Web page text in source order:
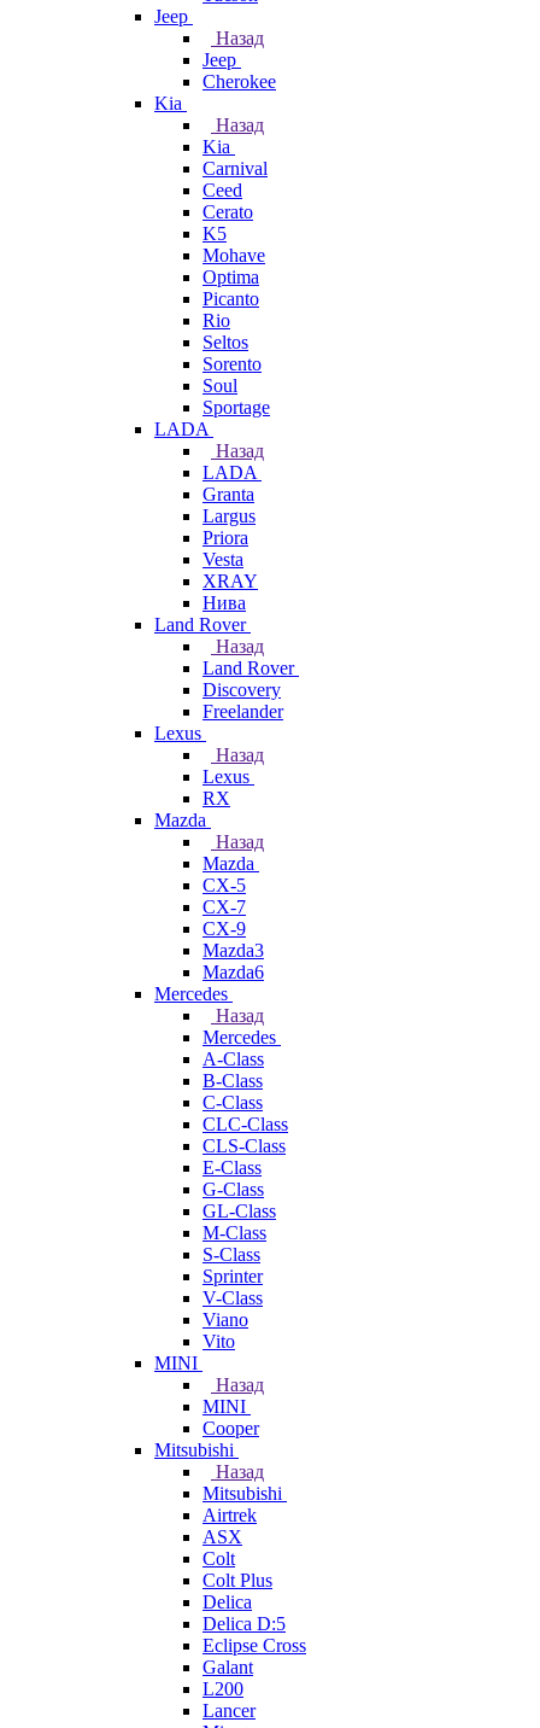
Jeep
Назад
Jeep
Cherokee
Kia
Назад
Kia
Carnival
Ceed
Cerato
K5
Mohave
Optima
Picanto
Rio
Seltos
Sorento
Soul
Sportage
LADA
Назад
LADA
Granta
Largus
Priora
Vesta
XRAY
Нива
Land Rover
Назад
Land Rover
Discovery
Freelander
Lexus
Назад
Lexus
RX
Mazda
Назад
Mazda
CX-5
CX-7
CX-9
Mazda3
Mazda6
Mercedes
Назад
Mercedes
A-Class
B-Class
C-Class
CLC-Class
CLS-Class
E-Class
G-Class
GL-Class
M-Class
S-Class
Sprinter
V-Class
Viano
Vito
MINI
Назад
MINI
Cooper
Mitsubishi
Назад
Mitsubishi
Airtrek
ASX
Colt
Colt Plus
Delica
Delica D:5
Eclipse Cross
Galant
L200
Lancer